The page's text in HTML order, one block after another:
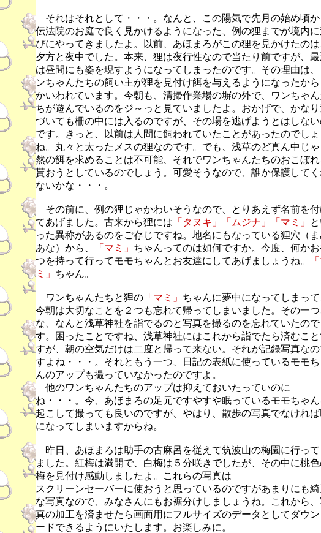
それはそれとして・・・。なんと、この陽気で先月の始め頃か
伝法院のお庭で良く見かけるようになった、例の狸までが境内に
びにやってきましたよ。以前、あほまろがこの狸を見かけたのは
夕方と夜中でした。本来、狸は夜行性なので当たり前ですが、最
は昼間にも姿を現すようになってしまったのです。その理由は、
ンちゃんたちの飼い主が狸を見付け餌を与えるようになったから
かいわれています。今朝も、清掃作業場の塀の外で、ワンちゃん
ちが遊んでいるのをジ～っと見ていましたよ。おかげで、かなり
づいても柵の中には入るのですが、その場を逃げようとはしな
です。きっと、以前は人間に飼われていたことがあったのでしょ
ね。丸々と太ったメスの狸なのです。でも、浅草のど真ん中じゃ
然の餌を求めることは不可能、それでワンちゃんたちのおこぼれ
貰おうとしているのでしょう。可愛そうなので、誰か保護して
ないかな・・・。
その前に、例の狸じゃかわいそうなので、とりあえず名前を付
てあげました。古来から狸には 「タヌキ」「ムジナ」「マミ」
った異称があるのをご存じですね。地名にもなっている狸穴（ま
あな）から、
「マミ」 ちゃんってのは如何ですか。今度、何か
つを持って行ってモモちゃんとお友達にしてあげましょうね。
ミ」 ちゃん。
ワンちゃんたちと狸の「マミ」 ちゃんに夢中になってしまって
今朝は大切なことを２つも忘れて帰ってしまいました。その一つ
な、なんと浅草神社を詣でるのと写真を撮るのを忘れていたので
す。困ったことですね、浅草神社にはこれから詣でたら済むこ
すが、朝の空気だけは二度と帰って来ない。それが記録写真な
すよね・・・。それともう一つ、日記の表紙に使っているモモち
んのアップも撮っていなかったのですよ。
他のワンちゃんたちのアップは抑えておいたっていのに
ね・・・。今、あほまろの足元ですやすや眠っているモモちゃん
起こして撮っても良いのですが、やはり、散歩の写真でなければ
になってしまいますからね。
昨日、あほまろは助手の古麻呂を従えて筑波山の梅園に行って
ました。紅梅は満開で、白梅は５分咲きでしたが、その中に桃
梅を見付け感動しましたよ。これらの写真は
スクリーンセーバーに使おうと思っているのですがあまりにも綺
な写真なので、みなさんにもお裾分けしましょうね。これから、
真の加工を済ませたら画面用にフルサイズのデータとしてダウン
ードできるようにいたします。お楽しみに。